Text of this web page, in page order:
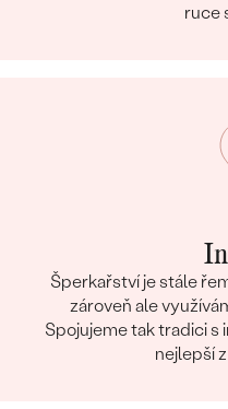
ruce
Šperkařství je stále
zároveň ale
Spojujeme tak tradici s
nejlepší